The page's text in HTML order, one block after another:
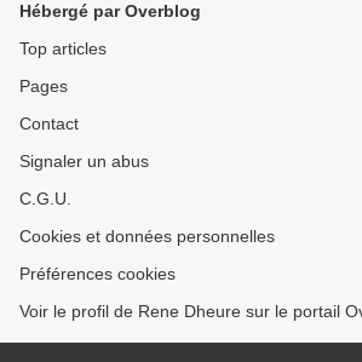
Hébergé par Overblog
Top articles
Pages
Contact
Signaler un abus
C.G.U.
Cookies et données personnelles
Préférences cookies
Voir le profil de Rene Dheure sur le portail